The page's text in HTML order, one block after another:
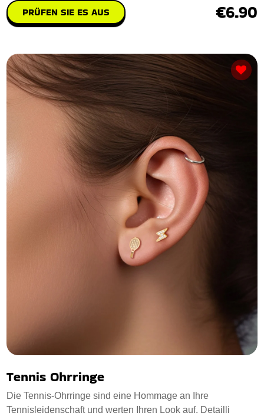
PRÜFEN SIE ES AUS €6.90
Tennis Ohrringe
Die Tennis-Ohrringe sind eine Hommage an Ihre
Tennisleidenschaft und werten Ihren Look auf. Detailli